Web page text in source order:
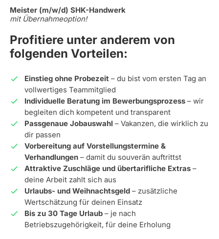
Meister (m/w/d) SHK-Handwerk
mit Übernahmeoption!
Profitiere unter anderem von
folgenden Vorteilen:
Einstieg ohne Probezeit – du bist vom ersten Tag an
vollwertiges Teammitglied
Individuelle Beratung im Bewerbungsprozess – wir
begleiten dich kompetent und transparent
Passgenaue Jobauswahl – Vakanzen, die wirklich zu
dir passen
Vorbereitung auf Vorstellungstermine &
Verhandlungen – damit du souverän auftrittst
Attraktive Zuschläge und übertarifliche Extras –
deine Arbeit zahlt sich aus
Urlaubs- und Weihnachtsgeld – zusätzliche
Wertschätzung für deinen Einsatz
Bis zu 30 Tage Urlaub – je nach
Betriebszugehörigkeit, für deine Erholung